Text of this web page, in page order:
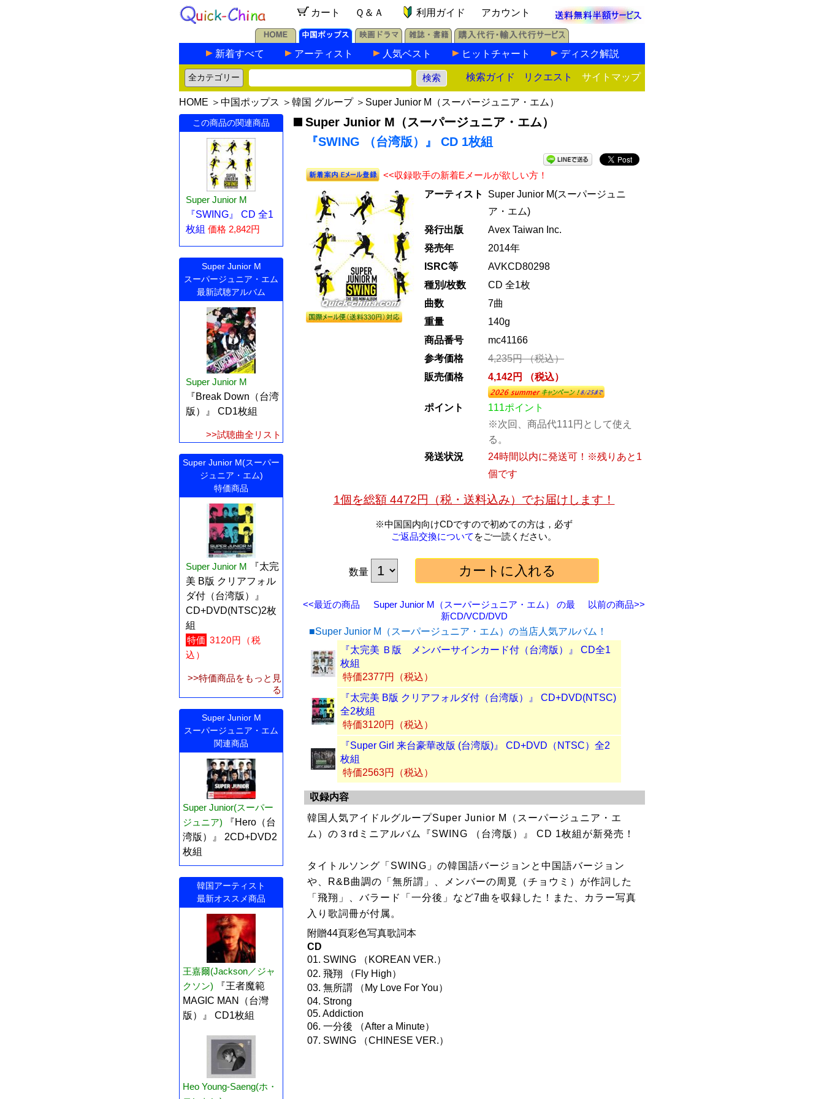
カート Ｑ＆Ａ 利用ガイド アカウント
新着すべて アーティスト 人気ベスト ヒットチャート ディスク解説
検索ガイド リクエスト サイトマップ
HOME ＞ 中国ポップス ＞ 韓国 グループ＞ Super Junior M（スーパージュニア・エム）
この商品の関連商品
Super Junior M
『SWING』 CD 全1
枚組 価格 2,842円
Super Junior M
スーパージュニア・エム
最新試聴アルバム
Super Junior M
『Break Down（台湾
版）』 CD1枚組
>>試聴曲全リスト
Super Junior M(スーパー
ジュニア・エム)
特価商品
Super Junior M
『太完
美 B版 クリアフォル
ダ付（台湾版）』
CD+DVD(NTSC)2枚
組
特価 3120円（税
込）
>>特価商品をもっと見
る
Super Junior M
スーパージュニア・エム
関連商品
Super Junior(スーパー
ジュニア)
『Hero（台
湾版）』 2CD+DVD2
枚組
韓国アーティスト
最新オススメ商品
王嘉爾(Jackson／ジャ
クソン)
『王者魔範
MAGIC MAN（台灣
版）』 CD1枚組
Heo Young-Saeng(ホ・
Super Junior M（スーパージュニア・エム）
『SWING （台湾版）』 CD 1枚組
<<収録歌手の新着Eメールが欲しい方！
アーティスト
Super Junior M(スーパージュニ
ア・エム)
発行出版
Avex Taiwan Inc.
発売年
2014年
ISRC等
AVKCD80298
種別/枚数
CD 全1枚
曲数
7曲
重量
140g
商品番号
mc41166
参考価格
4,235円 （税込）
販売価格
4,142円 （税込）
ポイント
111ポイント
※次回、商品代111円として使え
る。
発送状況
24時間以内に発送可！※残りあと1
個です
1個を総額 4472円（税・送料込み）でお届けします！
※中国国内向けCDですので初めての方は，必ず
ご返品交換について をご一読ください。
数量
<<最近の商品 以前の商品>>
Super Junior M（スーパージュニア・エム） の最
新CD/VCD/DVD
■Super Junior M（スーパージュニア・エム）の当店人気アルバム！
『太完美 Ｂ版 メンバーサインカード付（台湾版）』 CD全1
枚組
特価2377円（税込）
『太完美 B版 クリアフォルダ付（台湾版）』 CD+DVD(NTSC)
全2枚組
特価3120円（税込）
『Super Girl 来台豪華改版 (台湾版)』 CD+DVD（NTSC）全2
枚組
特価2563円（税込）
収録内容
韓国人気アイドルグループSuper Junior M（スーパージュニア・エ
ム）の３rdミニアルバム『SWING （台湾版）』 CD 1枚組が新発売！
タイトルソング「SWING」の韓国語バージョンと中国語バージョン
や、R&B曲調の「無所謂」、メンバーの周覓（チョウミ）が作詞した
「飛翔」、バラード「一分後」など7曲を収録した！また、カラー写真
入り歌詞冊が付属。
附贈44頁彩色写真歌詞本
CD
01. SWING （KOREAN VER.）
02. 飛翔 （Fly High）
03. 無所謂 （My Love For You）
04. Strong
05. Addiction
06. 一分後 （After a Minute）
07. SWING （CHINESE VER.）